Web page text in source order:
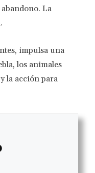
La
impulsa una
los animales
la acción para